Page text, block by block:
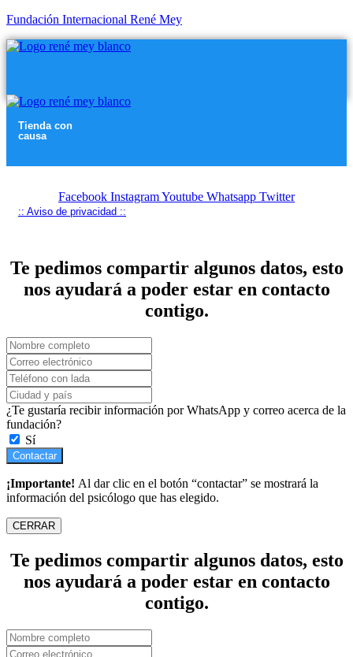
Fundación Internacional René Mey
Tienda con
causa
Facebook InstagramYoutube Whatsapp Twitter
:: Aviso de privacidad ::
Te pedimos compartir algunos datos, esto
nos ayudará a poder estar en contacto
contigo.
¿Te gustaría recibir información por WhatsApp y correo acerca de la
fundación?
Sí
Contactar
¡Importante! Al dar clic en el botón “contactar” se mostrará la
información del psicólogo que has elegido.
CERRAR
Te pedimos compartir algunos datos, esto
nos ayudará a poder estar en contacto
contigo.